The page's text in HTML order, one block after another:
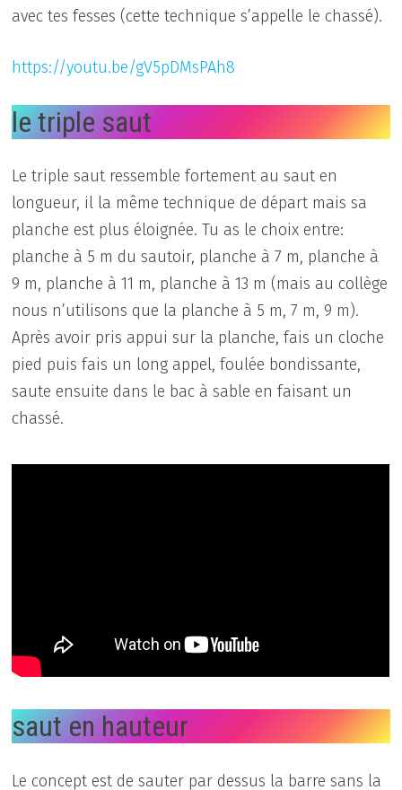
avec tes fesses (cette technique s’appelle le chassé).
https://youtu.be/gV5pDMsPAh8
le triple saut
Le triple saut ressemble fortement au saut en
longueur, il la même technique de départ mais sa
planche est plus éloignée. Tu as le choix entre:
planche à 5 m du sautoir, planche à 7 m, planche à
9 m, planche à 11 m, planche à 13 m (mais au collège
nous n’utilisons que la planche à 5 m, 7 m, 9 m).
Après avoir pris appui sur la planche, fais un cloche
pied puis fais un long appel, foulée bondissante,
saute ensuite dans le bac à sable en faisant un
chassé.
saut en hauteur
Le concept est de sauter par dessus la barre sans la